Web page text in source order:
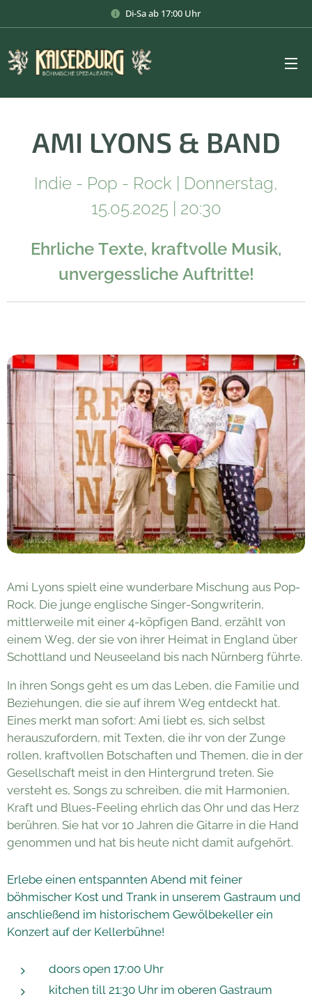
Di-Sa ab 17:00 Uhr
AMI LYONS & BAND
Indie - Pop - Rock | Donnerstag,
15.05.2025 | 20:30
Ehrliche Texte, kraftvolle Musik,
unvergessliche Auftritte!
Ami Lyons spielt eine wunderbare Mischung aus Pop-
Rock. Die junge englische Singer-Songwriterin,
mittlerweile mit einer 4-köpfigen Band, erzählt von
einem Weg, der sie von ihrer Heimat in England über
Schottland und Neuseeland bis nach Nürnberg führte.
In ihren Songs geht es um das Leben, die Familie und
Beziehungen, die sie auf ihrem Weg entdeckt hat.
Eines merkt man sofort: Ami liebt es, sich selbst
herauszufordern, mit Texten, die ihr von der Zunge
rollen, kraftvollen Botschaften und Themen, die in der
Gesellschaft meist in den Hintergrund treten. Sie
versteht es, Songs zu schreiben, die mit Harmonien,
Kraft und Blues-Feeling ehrlich das Ohr und das Herz
berühren. Sie hat vor 10 Jahren die Gitarre in die Hand
genommen und hat bis heute nicht damit aufgehört.
Erlebe einen entspannten Abend mit feiner
böhmischer Kost und Trank in unserem Gastraum und
anschließend im historischem Gewölbekeller ein
Konzert auf der Kellerbühne!
doors open 17:00 Uhr
kitchen till 21:30 Uhr im oberen Gastraum